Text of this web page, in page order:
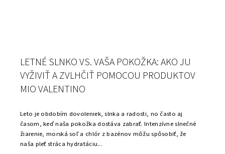
LETNÉ SLNKO VS. VAŠA POKOŽKA: AKO JU
VYŽIVIŤ A ZVLHČIŤ POMOCOU PRODUKTOV
MIO VALENTINO
Leto je obdobím dovoleniek, slnka a radosti, no často aj
časom, keď naša pokožka dostáva zabrať. Intenzívne slnečné
žiarenie, morská soľ a chlór z bazénov môžu spôsobiť, že
naša pleť stráca hydratáciu...